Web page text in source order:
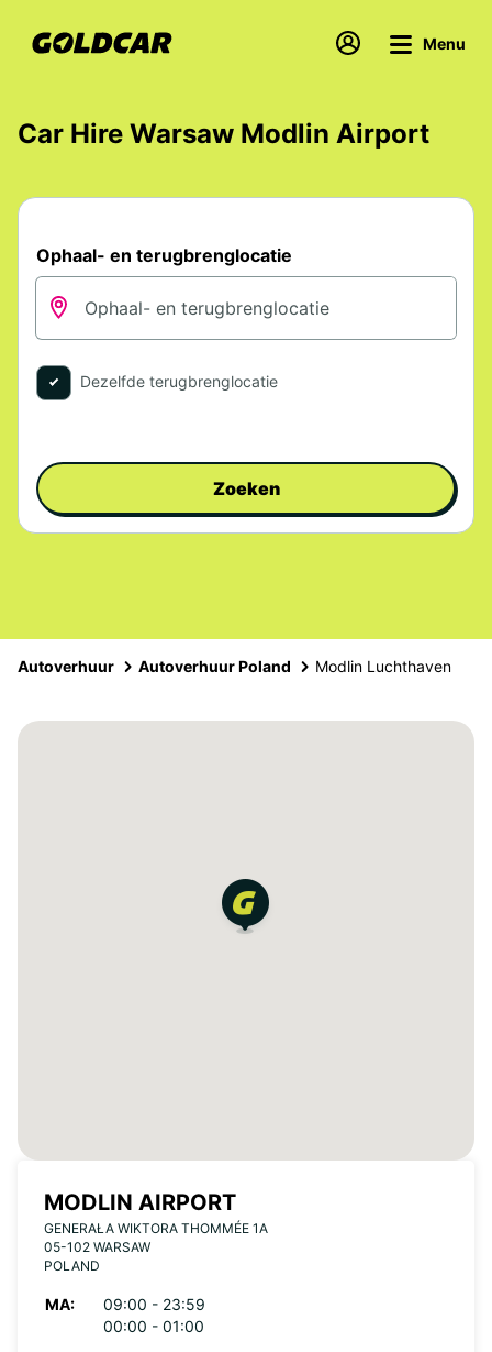
Menu
Car Hire Warsaw Modlin Airport
Ophaal- en terugbrenglocatie
Dezelfde terugbrenglocatie
Zoeken
Autoverhuur Autoverhuur Poland Modlin Luchthaven
MODLIN AIRPORT
GENERAŁA WIKTORA THOMMÉE 1A
05-102 WARSAW
POLAND
MA:
09:00 - 23:59
00:00 - 01:00